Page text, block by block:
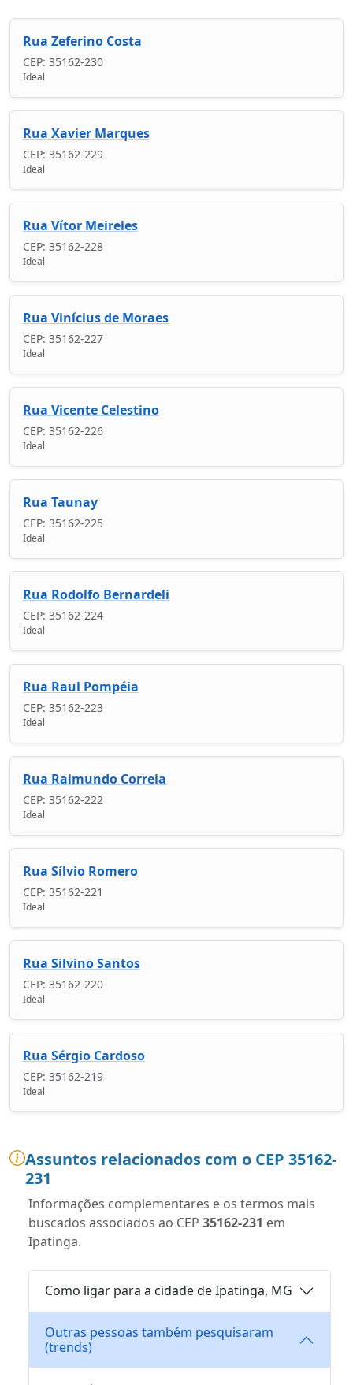
Rua Zeferino Costa
CEP: 35162-230
Ideal
Rua Xavier Marques
CEP: 35162-229
Ideal
Rua Vítor Meireles
CEP: 35162-228
Ideal
Rua Vinícius de Moraes
CEP: 35162-227
Ideal
Rua Vicente Celestino
CEP: 35162-226
Ideal
Rua Taunay
CEP: 35162-225
Ideal
Rua Rodolfo Bernardeli
CEP: 35162-224
Ideal
Rua Raul Pompéia
CEP: 35162-223
Ideal
Rua Raimundo Correia
CEP: 35162-222
Ideal
Rua Sílvio Romero
CEP: 35162-221
Ideal
Rua Silvino Santos
CEP: 35162-220
Ideal
Rua Sérgio Cardoso
CEP: 35162-219
Ideal
Assuntos relacionados com o CEP 35162-
231
Informações complementares e os termos mais
buscados associados ao CEP 35162-231 em
Ipatinga.
Como ligar para a cidade de Ipatinga, MG
Outras pessoas também pesquisaram
(trends)